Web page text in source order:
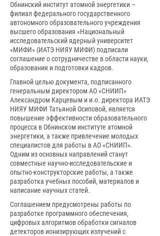
Обнинский институт атомной энергетики –
филиал федерального государственного
автономного образовательного учреждения
высшего образования «Национальный
исследовательский ядерный университет
«МИФИ» (ИАТЭ НИЯУ МИФИ) подписали
соглашение о сотрудничестве в области науки,
образования и подготовки кадров.
Главной целью документа, подписанного
генеральным директором АО «СНИИП»
Александром Карцевым и и.о. директора ИАТЭ
НИЯУ МИФИ Татьяной Осиповой, является
повышение эффективности образовательного
процесса в Обнинском институте атомной
энергетики, а также привлечение молодых
специалистов для работы в АО «СНИИП».
Одним из основных направлений станут
совместные научно-исследовательские и
опытно-конструкторские работы, а также
разработка учебных пособий, материалов и
написание научных статей.
Соглашением предусмотрены работы по
разработке программного обеспечения,
цифровых алгоритмов обработки сигналов
детекторов ионизирующих излучений с